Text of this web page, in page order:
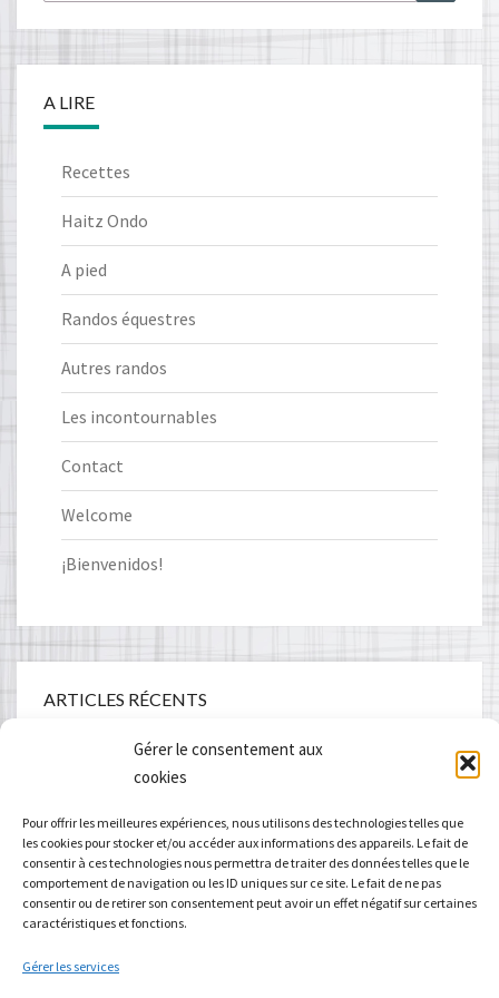
Gérer le consentement aux
cookies
Pour offrir les meilleures expériences, nous utilisons des technologies telles que
les cookies pour stocker et/ou accéder aux informations des appareils. Le fait de
consentir à ces technologies nous permettra de traiter des données telles que le
comportement de navigation ou les ID uniques sur ce site. Le fait de ne pas
consentir ou de retirer son consentement peut avoir un effet négatif sur certaines
caractéristiques et fonctions.
Gérer les services
A LIRE
Recettes
Haitz Ondo
A pied
Randos équestres
Autres randos
Les incontournables
Contact
Welcome
¡Bienvenidos!
ARTICLES RÉCENTS
Vallée des Aldudes
du Pays Basque à la Galice
Mandala
Pain perdu aux graines de pavot
c’est le printemps !!!